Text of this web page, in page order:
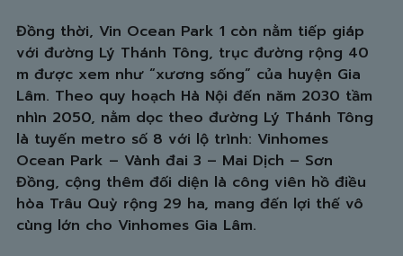
Đồng thời, Vin Ocean Park 1 còn nằm tiếp giáp
với đường Lý Thánh Tông, trục đường rộng 40
m được xem như “xương sống” của huyện Gia
Lâm. Theo quy hoạch Hà Nội đến năm 2030 tầm
nhìn 2050, nằm dọc theo đường Lý Thánh Tông
là tuyến metro số 8 với lộ trình: Vinhomes
Ocean Park – Vành đai 3 – Mai Dịch – Sơn
Đồng, cộng thêm đối diện là công viên hồ điều
hòa Trâu Quỳ rộng 29 ha, mang đến lợi thế vô
cùng lớn cho Vinhomes Gia Lâm.